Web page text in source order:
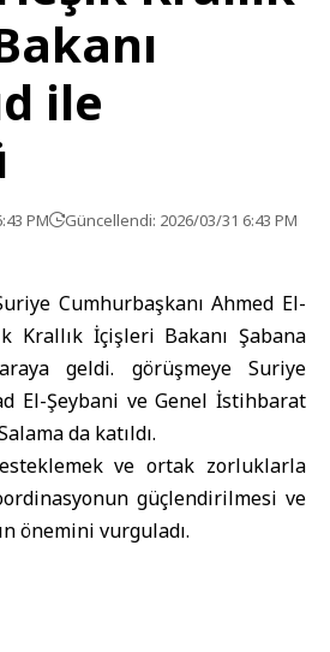
ile
PM Güncellendi: 2026/03/31 6:43 PM
Cumhurbaşkanı Ahmed El-
Krallık İçişleri Bakanı Şabana
geldi. görüşmeye Suriye
El-Şeybani ve Genel İstihbarat
da katıldı.
ve ortak zorluklarla
güçlendirilmesi ve
önemini vurguladı.